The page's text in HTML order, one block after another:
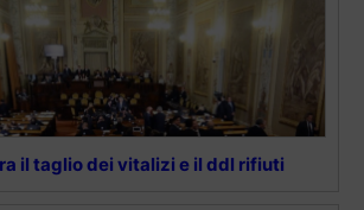
il taglio dei vitalizi e il ddl rifiuti